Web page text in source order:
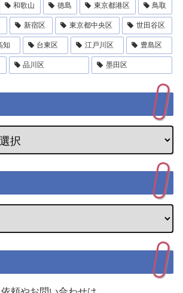
和歌山 徳島 東京都港区 鳥取
新宿区 東京都中央区 世田谷区
知 台東区 江戸川区 豊島区
品川区 墨田区